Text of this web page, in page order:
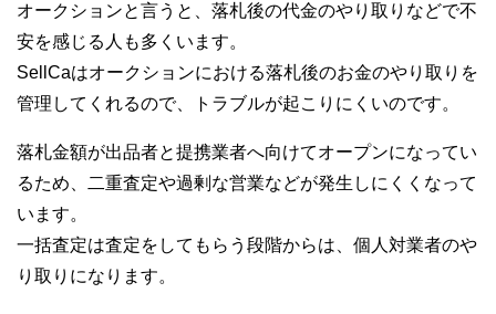
オークションと言うと、落札後の代金のやり取りなどで不
安を感じる人も多くいます。
SellCaはオークションにおける落札後のお金のやり取りを
管理してくれるので、トラブルが起こりにくいのです。
落札金額が出品者と提携業者へ向けてオープンになってい
るため、二重査定や過剰な営業などが発生しにくくなって
います。
一括査定は査定をしてもらう段階からは、個人対業者のや
り取りになります。